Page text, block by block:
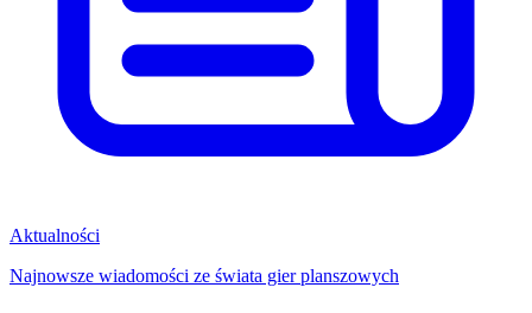
Aktualności
Najnowsze wiadomości ze świata gier planszowych